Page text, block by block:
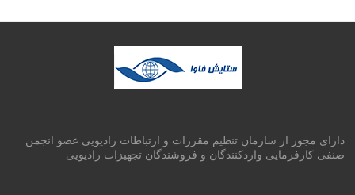
دارای مجوز از سازمان تنظیم مقررات و ارتباطات رادیویی عضو انجمن
صنفی کارفرمایی واردکنندگان و فروشندگان تجهیزات رادیویی